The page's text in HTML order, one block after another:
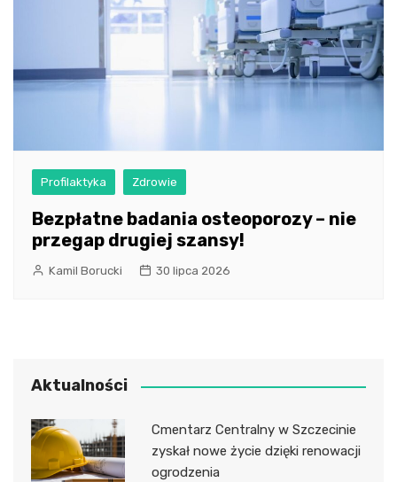
Profilaktyka Zdrowie
Bezpłatne badania osteoporozy – nie
przegap drugiej szansy!
Kamil Borucki 30 lipca 2026
Aktualności
Cmentarz Centralny w Szczecinie
zyskał nowe życie dzięki renowacji
ogrodzenia